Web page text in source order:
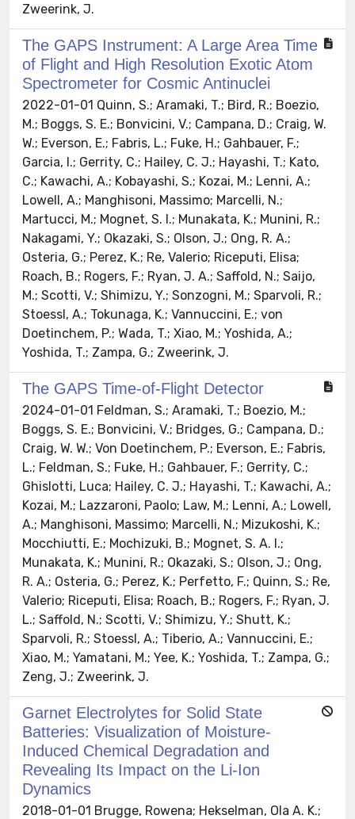
Zweerink, J.
The GAPS Instrument: A Large Area Time
of Flight and High Resolution Exotic Atom
Spectrometer for Cosmic Antinuclei
2022-01-01 Quinn, S.; Aramaki, T.; Bird, R.; Boezio,
M.; Boggs, S. E.; Bonvicini, V.; Campana, D.; Craig, W.
W.; Everson, E.; Fabris, L.; Fuke, H.; Gahbauer, F.;
Garcia, I.; Gerrity, C.; Hailey, C. J.; Hayashi, T.; Kato,
C.; Kawachi, A.; Kobayashi, S.; Kozai, M.; Lenni, A.;
Lowell, A.; Manghisoni, Massimo; Marcelli, N.;
Martucci, M.; Mognet, S. I.; Munakata, K.; Munini, R.;
Nakagami, Y.; Okazaki, S.; Olson, J.; Ong, R. A.;
Osteria, G.; Perez, K.; Re, Valerio; Riceputi, Elisa;
Roach, B.; Rogers, F.; Ryan, J. A.; Saffold, N.; Saijo,
M.; Scotti, V.; Shimizu, Y.; Sonzogni, M.; Sparvoli, R.;
Stoessl, A.; Tokunaga, K.; Vannuccini, E.; von
Doetinchem, P.; Wada, T.; Xiao, M.; Yoshida, A.;
Yoshida, T.; Zampa, G.; Zweerink, J.
The GAPS Time-of-Flight Detector
2024-01-01 Feldman, S.; Aramaki, T.; Boezio, M.;
Boggs, S. E.; Bonvicini, V.; Bridges, G.; Campana, D.;
Craig, W. W.; Von Doetinchem, P.; Everson, E.; Fabris,
L.; Feldman, S.; Fuke, H.; Gahbauer, F.; Gerrity, C.;
Ghislotti, Luca; Hailey, C. J.; Hayashi, T.; Kawachi, A.;
Kozai, M.; Lazzaroni, Paolo; Law, M.; Lenni, A.; Lowell,
A.; Manghisoni, Massimo; Marcelli, N.; Mizukoshi, K.;
Mocchiutti, E.; Mochizuki, B.; Mognet, S. A. I.;
Munakata, K.; Munini, R.; Okazaki, S.; Olson, J.; Ong,
R. A.; Osteria, G.; Perez, K.; Perfetto, F.; Quinn, S.; Re,
Valerio; Riceputi, Elisa; Roach, B.; Rogers, F.; Ryan, J.
L.; Saffold, N.; Scotti, V.; Shimizu, Y.; Shutt, K.;
Sparvoli, R.; Stoessl, A.; Tiberio, A.; Vannuccini, E.;
Xiao, M.; Yamatani, M.; Yee, K.; Yoshida, T.; Zampa, G.;
Zeng, J.; Zweerink, J.
Garnet Electrolytes for Solid State
Batteries: Visualization of Moisture-
Induced Chemical Degradation and
Revealing Its Impact on the Li-Ion
Dynamics
2018-01-01 Brugge, Rowena; Hekselman, Ola A. K.;